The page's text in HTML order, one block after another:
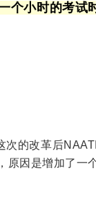
个小时的考试
次的改革后
原因是增加了一